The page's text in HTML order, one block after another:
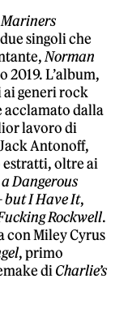
Mariners
singoli che
Norman
2019. L’album,
generi rock
acclamato dalla
lavoro di
Antonoff,
estratti, oltre ai
Dangerous
but I Have It,
Rockwell.
con Miley Cyrus
, primo
diCharlie’s